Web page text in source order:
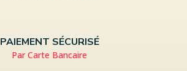
PAIEMENT SÉCURISÉ
Par Carte Bancaire